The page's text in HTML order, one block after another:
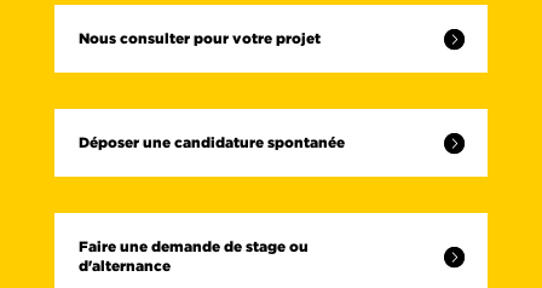
Nous consulter pour votre projet
Déposer une candidature spontanée
Faire une demande de stage ou
d'alternance